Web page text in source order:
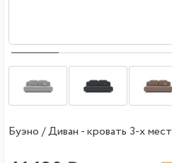
Буэно / Диван - кровать 3-х мест